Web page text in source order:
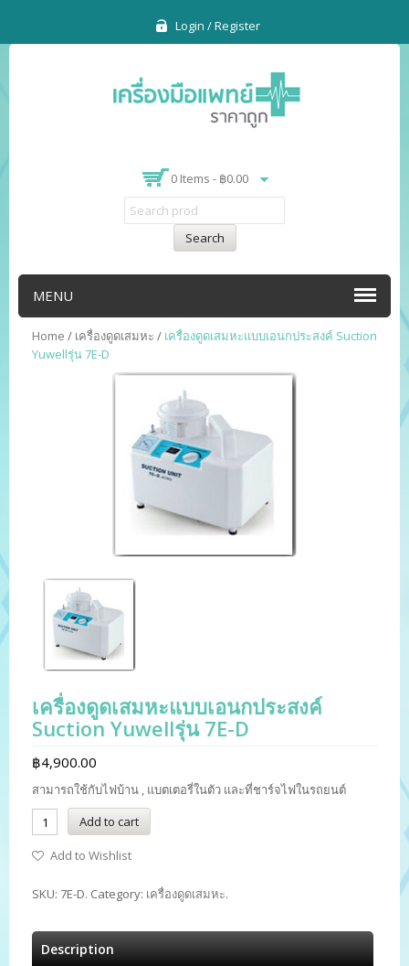
Login / Register
0 Items - ฿0.00
Search
MENU
Home / เครื่องดูดเสมหะ / เครื่องดูดเสมหะแบบเอนกประสงค์ Suction
Yuwellรุ่น 7E-D
เครื่องดูดเสมหะแบบเอนกประสงค์
Suction Yuwellรุ่น 7E-D
฿4,900.00
สามารถใช้กับไฟบ้าน , แบตเตอรี่ในตัว และที่ชาร์จไฟในรถยนต์
Add to cart
Add to Wishlist
SKU: 7E-D. Category: เครื่องดูดเสมหะ.
Description